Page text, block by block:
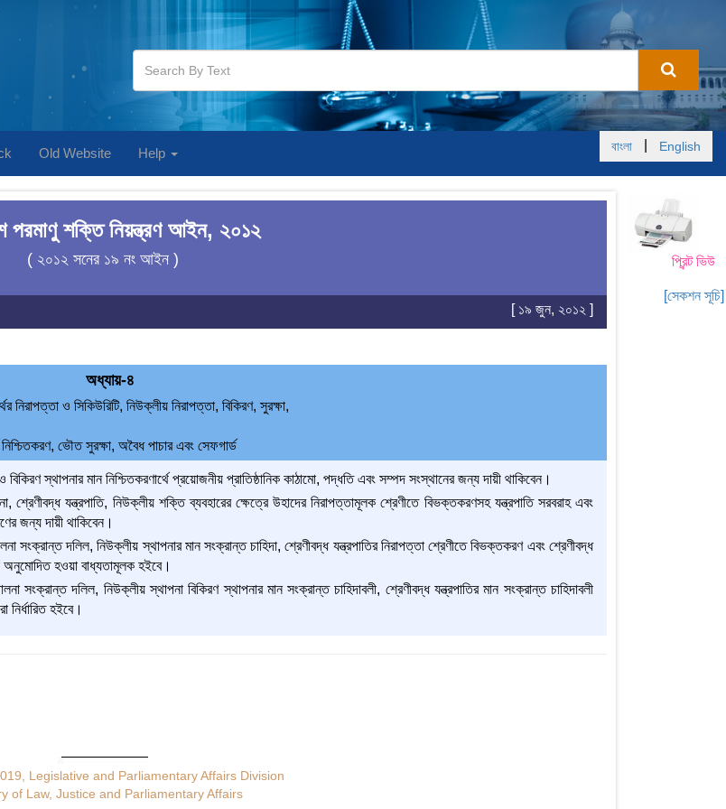
Old Website Help বাংলা English
প্রিন্ট ভিউ
[সেকশন সূচি]
পরমাণু শক্তি নিয়ন্ত্রণ আইন, ২০১২
( ২০১২ সনের ১৯ নং আইন )
[ ১৯ জুন, ২০১২ ]
অধ্যায়-৪
নিরাপত্তা ও সিকিউরিটি, নিউক্লীয় নিরাপত্তা, বিকিরণ, সুরক্ষা,
নিশ্চিতকরণ, ভৌত সুরক্ষা, অবৈধ পাচার এবং সেফগার্ড
স্থাপনার মান নিশ্চিতকরণার্থে প্রয়োজনীয় প্রাতিষ্ঠানিক কাঠামো, পদ্ধতি এবং সম্পদ সংস্থানের জন্য দায়ী থাকিবেন।
যন্ত্রপাতি, নিউক্লীয় শক্তি ব্যবহারের ক্ষেত্রে উহাদের নিরাপত্তামূলক শ্রেণীতে বিভক্তকরণসহ যন্ত্রপাতি সরবরাহ এবং
জন্য দায়ী থাকিবেন।
সংক্রান্ত দলিল, নিউক্লীয় স্থাপনার মান সংক্রান্ত চাহিদা, শ্রেণীবদ্ধ যন্ত্রপাতির নিরাপত্তা শ্রেণীতে বিভক্তকরণ এবং শ্রেণীবদ্ধ
অনুমোদিত হওয়া বাধ্যতামূলক হইবে।
সংক্রান্ত দলিল, নিউক্লীয় স্থাপনা বিকিরণ স্থাপনার মান সংক্রান্ত চাহিদাবলী, শ্রেণীবদ্ধ যন্ত্রপাতির মান সংক্রান্ত চাহিদাবলী
নির্ধারিত হইবে।
Legislative and Parliamentary Affairs Division
of Law, Justice and Parliamentary Affairs